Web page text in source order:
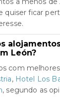
quiser ficar
León?
com
, Hotel Los
, segundo as